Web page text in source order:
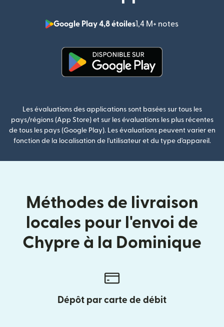
Google Play 4,8 étoiles1,4 M+ notes
Les évaluations des applications sont basées sur tous les
pays/régions (App Store) et sur les évaluations les plus récentes
de tous les pays (Google Play). Les évaluations peuvent varier en
fonction de la localisation de l'utilisateur et du type d'appareil.
Méthodes de livraison
locales pour l'envoi de
Chypre à la Dominique
Dépôt par carte de débit